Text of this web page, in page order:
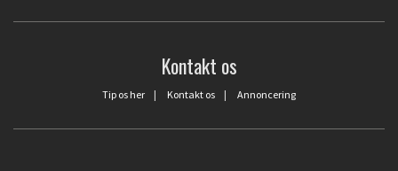
Kontakt os
Tip os her | Kontakt os | Annoncering